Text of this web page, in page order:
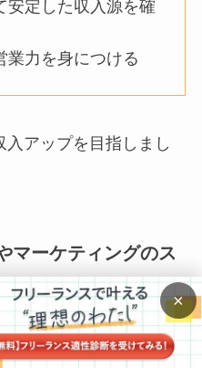
安定した収入源を確
業力を身につける
入アップを目指しまし
マーケティングのス
げるためには、SEOや
×